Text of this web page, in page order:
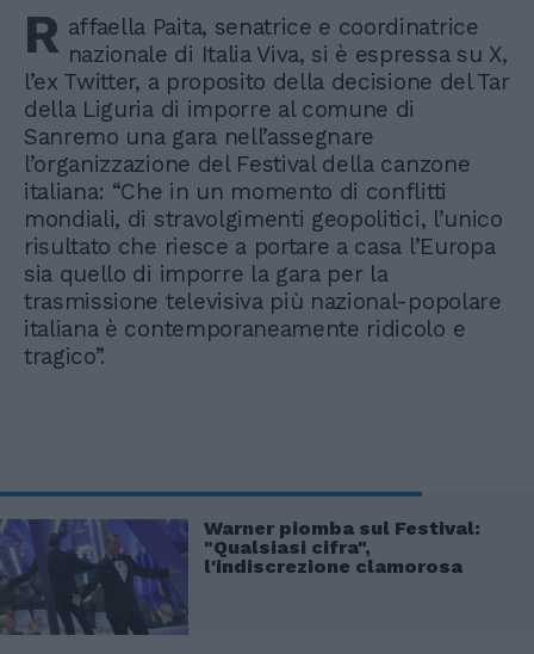
R affaella Paita, senatrice e coordinatrice
nazionale di Italia Viva, si è espressa su X,
l’ex Twitter, a proposito della decisione del Tar
della Liguria di imporre al comune di
Sanremo una gara nell’assegnare
l’organizzazione del Festival della canzone
italiana: “Che in un momento di conflitti
mondiali, di stravolgimenti geopolitici, l’unico
risultato che riesce a portare a casa l’Europa
sia quello di imporre la gara per la
trasmissione televisiva più nazional-popolare
italiana è contemporaneamente ridicolo e
tragico”.
Warner piomba sul Festival:
"Qualsiasi cifra",
l'indiscrezione clamorosa